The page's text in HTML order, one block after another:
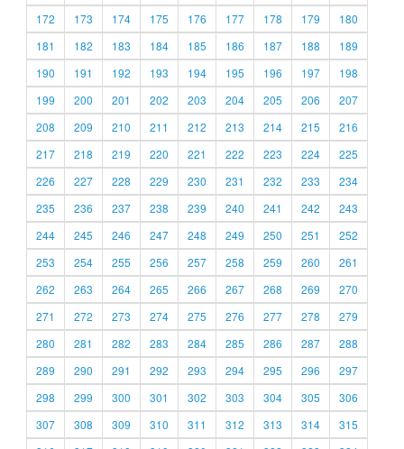
172
173 174 175 176 177 178 179
180
181
182 183 184 185 186 187 188
189
190
191 192 193 194 195 196 197
198
199
200 201 202 203 204 205 206
207
208
209 210 211 212 213 214 215
216
217
218 219 220 221 222 223 224
225
226
227 228 229 230 231 232 233
234
235
236 237 238 239 240 241 242
243
244
245 246 247 248 249 250 251
252
253
254 255 256 257 258 259 260
261
262
263 264 265 266 267 268 269
270
271
272 273 274 275 276 277 278
279
280
281 282 283 284 285 286 287
288
289
290 291 292 293 294 295 296
297
298
299 300 301 302 303 304 305
306
307
308 309 310 311 312 313 314
315